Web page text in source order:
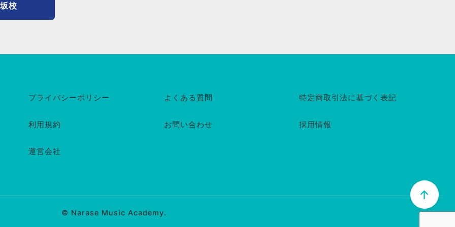
校
プライバシーポリシー よくある質問 特定商取引法に基づく表記
利用規約 お問い合わせ 採用情報
運営会社
↑
© Narase Music Academy.